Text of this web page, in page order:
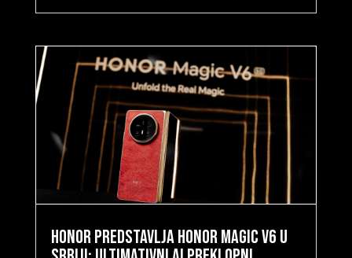
HONOR predstavlja HONOR Magic V6 u